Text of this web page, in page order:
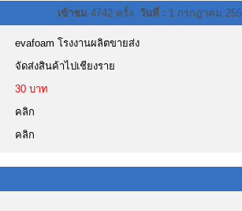
เข้าชม 4742 ครั้ง วันที่ : 1 กรกฎาคม
evafoam โรงงานผลิตขายส่ง
จัดส่งสินค้าไปเชียงราย
30 บาท
คลิก
คลิก